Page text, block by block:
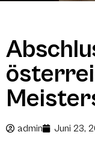
admin Juni 23,